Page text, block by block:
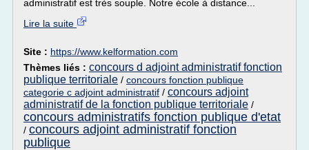
administratif est très souple. Notre école à distance...
Lire la suite
Site : https://www.kelformation.com
Thèmes liés : concours d adjoint administratif fonction
publique territoriale / concours fonction publique
categorie c adjoint administratif / concours adjoint
administratif de la fonction publique territoriale /
concours administratifs fonction publique d'etat
/ concours adjoint administratif fonction
publique